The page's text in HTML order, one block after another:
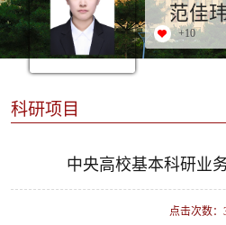
范佳
+10
科研项目
中央高校基本科研业
点击次数：